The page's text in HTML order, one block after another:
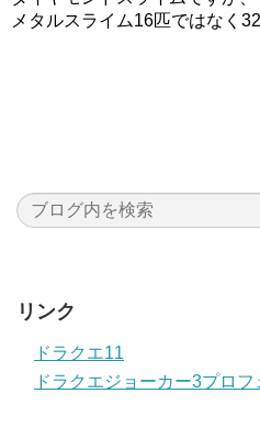
メタルスライム16匹ではなく
リンク
ドラクエ11
ドラクエジョーカー3プロ